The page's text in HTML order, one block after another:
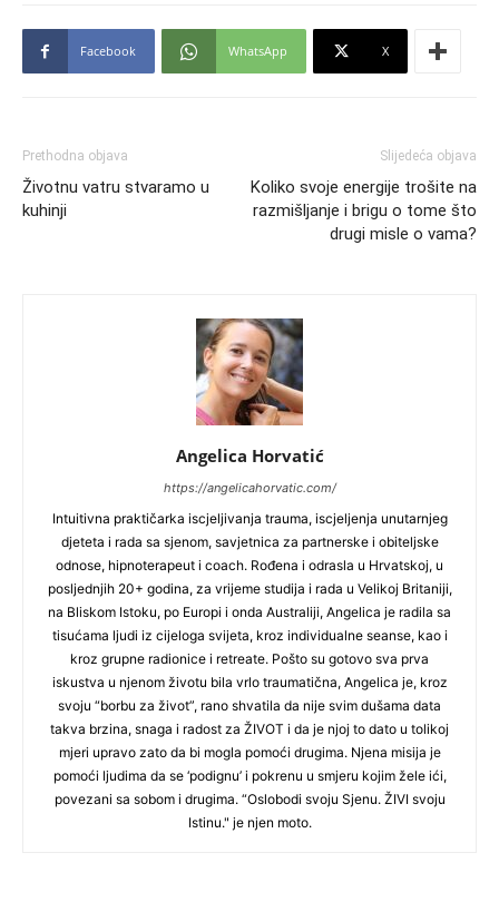
Facebook WhatsApp X
Prethodna objava
Životnu vatru stvaramo u
kuhinji
Slijedeća objava
Koliko svoje energije trošite na
razmišljanje i brigu o tome što
drugi misle o vama?
Angelica Horvatić
https://angelicahorvatic.com/
Intuitivna praktičarka iscjeljivanja trauma, iscjeljenja unutarnjeg
djeteta i rada sa sjenom, savjetnica za partnerske i obiteljske
odnose, hipnoterapeut i coach. Rođena i odrasla u Hrvatskoj, u
posljednjih 20+ godina, za vrijeme studija i rada u Velikoj Britaniji,
na Bliskom Istoku, po Europi i onda Australiji, Angelica je radila sa
tisućama ljudi iz cijeloga svijeta, kroz individualne seanse, kao i
kroz grupne radionice i retreate. Pošto su gotovo sva prva
iskustva u njenom životu bila vrlo traumatična, Angelica je, kroz
svoju “borbu za život”, rano shvatila da nije svim dušama data
takva brzina, snaga i radost za ŽIVOT i da je njoj to dato u tolikoj
mjeri upravo zato da bi mogla pomoći drugima. Njena misija je
pomoći ljudima da se ‘podignu’ i pokrenu u smjeru kojim žele ići,
povezani sa sobom i drugima. “Oslobodi svoju Sjenu. ŽIVI svoju
Istinu." je njen moto.